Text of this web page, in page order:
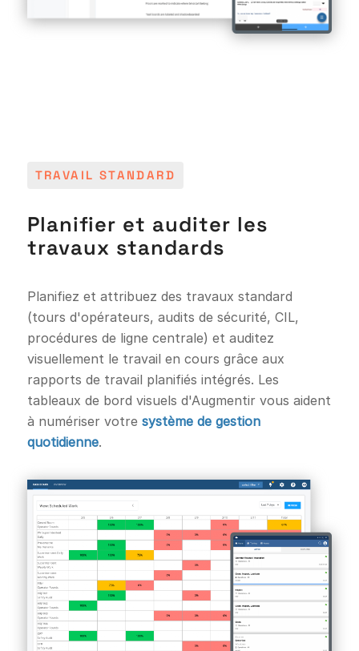
TRAVAIL STANDARD
Planifier et auditer les
travaux standards
Planifiez et attribuez des travaux standard
(tours d'opérateurs, audits de sécurité, CIL,
procédures de ligne centrale) et auditez
visuellement le travail en cours grâce aux
rapports de travail planifiés intégrés. Les
tableaux de bord visuels d'Augmentir vous aident
à numériser votre système de gestion
quotidienne.